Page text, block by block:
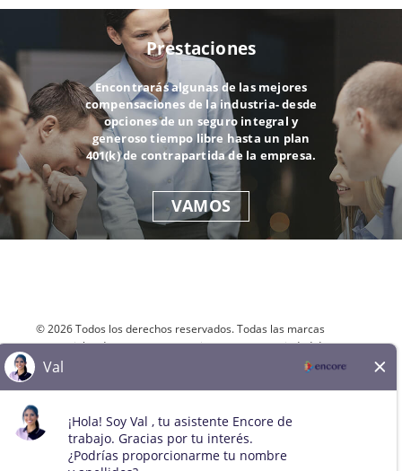
Prestaciones
Encontrarás algunas de las mejores
compensaciones de la industria- desde
opciones de un seguro integral y
generoso tiempo libre hasta un plan
401(k) de contrapartida de la empresa.
VAMOS
© 2026 Todos los derechos reservados. Todas las marcas
comerciales de terceros se mantienen como propiedad de sus
respectivos dueños. Todos los solicitantes cualificados serán
discapacidad, condición de veterano, edad, estado civil,
embarazo, información genética o cualquier otra condición
legalmente protegida.